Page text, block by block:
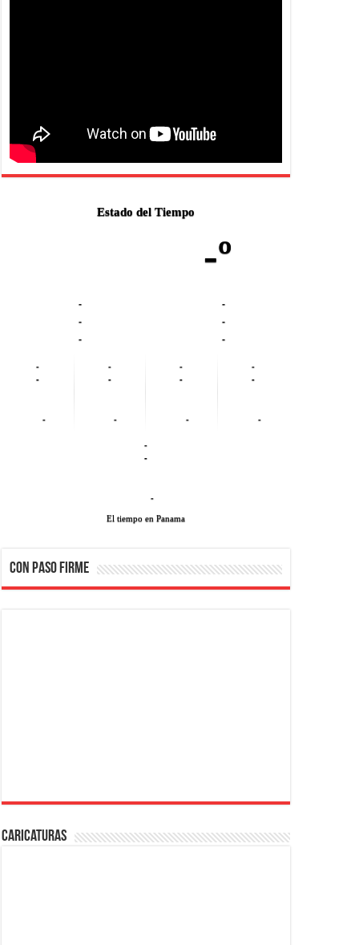
Estado del Tiempo
-º
-
-
-
-
-
-
-
-
-
-
-
-
-
-
-
-
-
-
-
-
-
El tiempo en Panama
CON PASO FIRME
Caricaturas